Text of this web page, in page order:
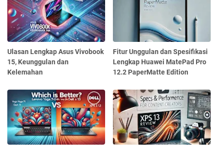
Ulasan Lengkap Asus Vivobook
15, Keunggulan dan
Kelemahan
Fitur Unggulan dan Spesifikasi
Lengkap Huawei MatePad Pro
12.2 PaperMatte Edition